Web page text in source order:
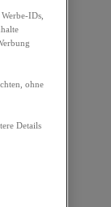
IDs,
ohne
Details